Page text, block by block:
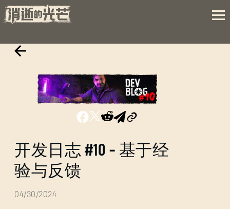
开发日志 #10 - 基于经
验与反馈
04/30/2024